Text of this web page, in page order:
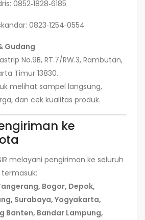
0852‑1828‑6185
0823‑1254‑0554
Gudang
No.9B, RT.7/RW.3, Rambutan,
Timur 13830.
melihat sampel langsung,
dan cek kualitas produk.
ke
melayani pengiriman ke seluruh
Bogor, Depok,
Surabaya, Yogyakarta,
Banten, Bandar Lampung,